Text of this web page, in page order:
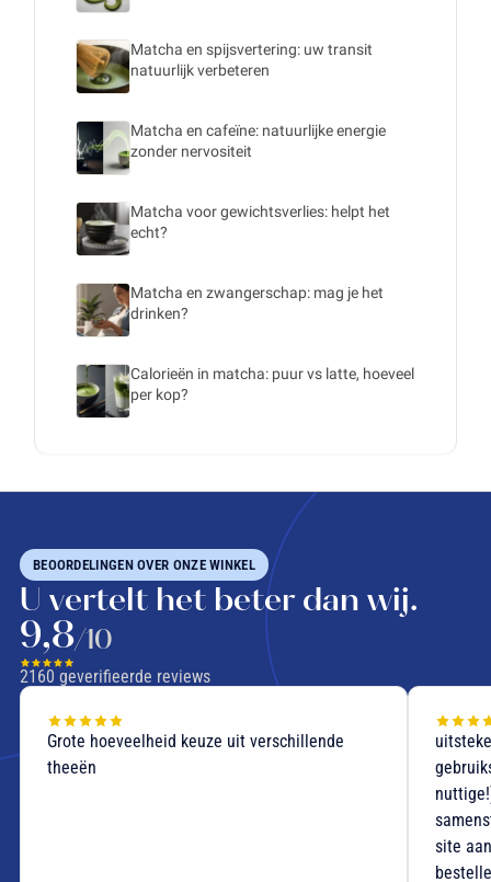
Matcha en spijsvertering: uw transit
natuurlijk verbeteren
Matcha en cafeïne: natuurlijke energie
zonder nervositeit
Matcha voor gewichtsverlies: helpt het
echt?
Matcha en zwangerschap: mag je het
drinken?
Calorieën in matcha: puur vs latte, hoeveel
per kop?
BEOORDELINGEN OVER ONZE WINKEL
U vertelt het beter dan wij.
9,8/10
2160 geverifieerde reviews
Grote hoeveelheid keuze uit verschillende
theeën
site